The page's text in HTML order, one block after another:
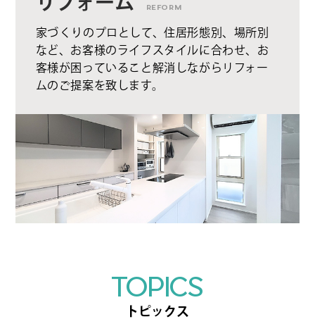
REFORM
家づくりのプロとして、住居形態別、場所別
など、お客様のライフスタイルに合わせ、お
客様が困っていること解消しながらリフォー
ムのご提案を致します。
TOPICS
トピックス